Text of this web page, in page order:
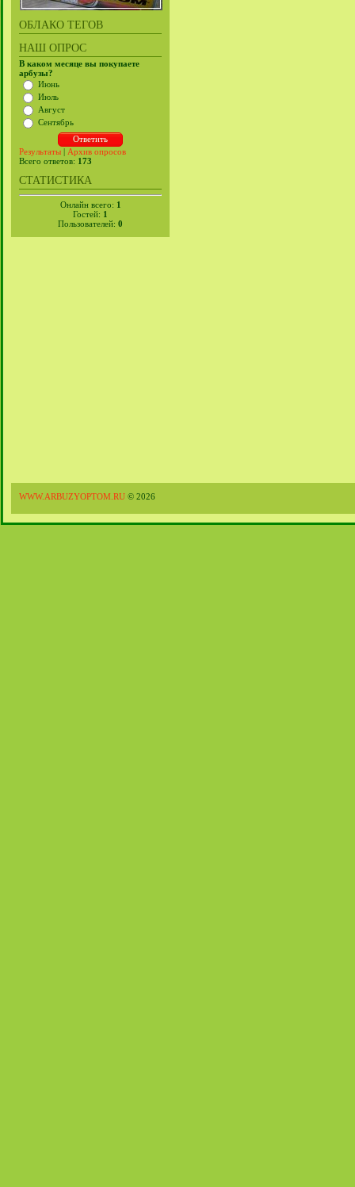
ОБЛАКО ТЕГОВ
НАШ ОПРОС
В каком месяце вы покупаете
арбузы?
Июнь
Июль
Август
Сентябрь
Результаты | Архив опросов
Всего ответов: 173
СТАТИСТИКА
Онлайн всего: 1
Гостей: 1
Пользователей: 0
WWW.ARBUZYOPTOM.RU © 2026